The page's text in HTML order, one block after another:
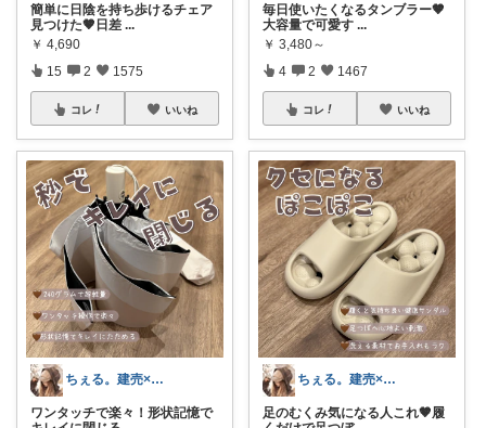
簡単に日陰を持ち歩けるチェア
見つけた🤎日差 ...
￥ 4,690
15 2 1575
コレ いいね
ちぇる。建売×暖色お家づくり
ワンタッチで楽々！形状記憶で
毎日使いたくなるタンブラー🤎
大容量で可愛す ...
￥ 3,480～
4 2 1467
コレ いいね
ちぇる。建売×暖色お家づくり
足のむくみ気になる人これ🤎履